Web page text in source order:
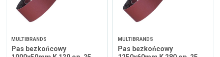
MULTIBRANDS
Pas bezkońcowy
MULTIBRANDS
Pas bezkońcowy